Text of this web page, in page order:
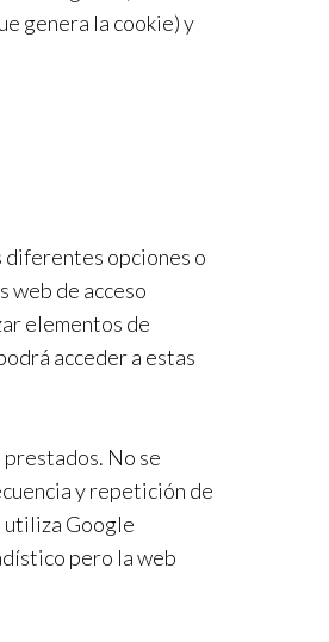
genera la cookie) y
diferentes opciones o
web de acceso
elementos de
acceder a estas
No se
y repetición de
utiliza Google
pero la web